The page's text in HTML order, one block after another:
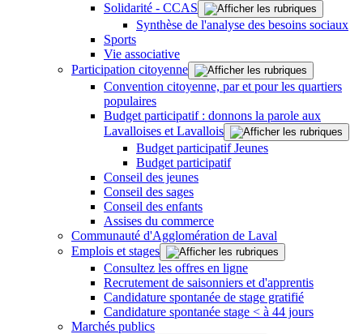
Solidarité - CCAS
Synthèse de l'analyse des besoins sociaux
Sports
Vie associative
Participation citoyenne
Convention citoyenne, par et pour les quartiers
populaires
Budget participatif : donnons la parole aux
Lavalloises et Lavallois
Budget participatif Jeunes
Budget participatif
Conseil des jeunes
Conseil des sages
Conseil des enfants
Assises du commerce
Communauté d'Agglomération de Laval
Emplois et stages
Consultez les offres en ligne
Recrutement de saisonniers et d'apprentis
Candidature spontanée de stage gratifié
Candidature spontanée stage < à 44 jours
Marchés publics